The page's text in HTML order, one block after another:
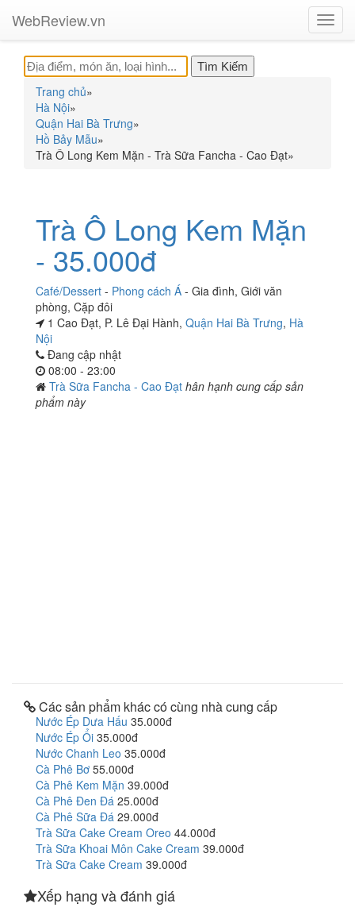
WebReview.vn
Trang chủ»
Hà Nội»
Quận Hai Bà Trưng»
Hồ Bảy Mẫu»
Trà Ô Long Kem Mặn - Trà Sữa Fancha - Cao Đạt»
Trà Ô Long Kem Mặn
- 35.000đ
Café/Dessert - Phong cách Á - Gia đình, Giới văn
phòng, Cặp đôi
1 Cao Đạt, P. Lê Đại Hành, Quận Hai Bà Trưng, Hà
Nội
Đang cập nhật
08:00 - 23:00
Trà Sữa Fancha - Cao Đạt hân hạnh cung cấp sản
phẩm này
Các sản phẩm khác có cùng nhà cung cấp
Nước Ép Dưa Hấu 35.000đ
Nước Ép Ổi 35.000đ
Nước Chanh Leo 35.000đ
Cà Phê Bơ 55.000đ
Cà Phê Kem Mặn 39.000đ
Cà Phê Đen Đá 25.000đ
Cà Phê Sữa Đá 29.000đ
Trà Sữa Cake Cream Oreo 44.000đ
Trà Sữa Khoai Môn Cake Cream 39.000đ
Trà Sữa Cake Cream 39.000đ
Xếp hạng và đánh giá